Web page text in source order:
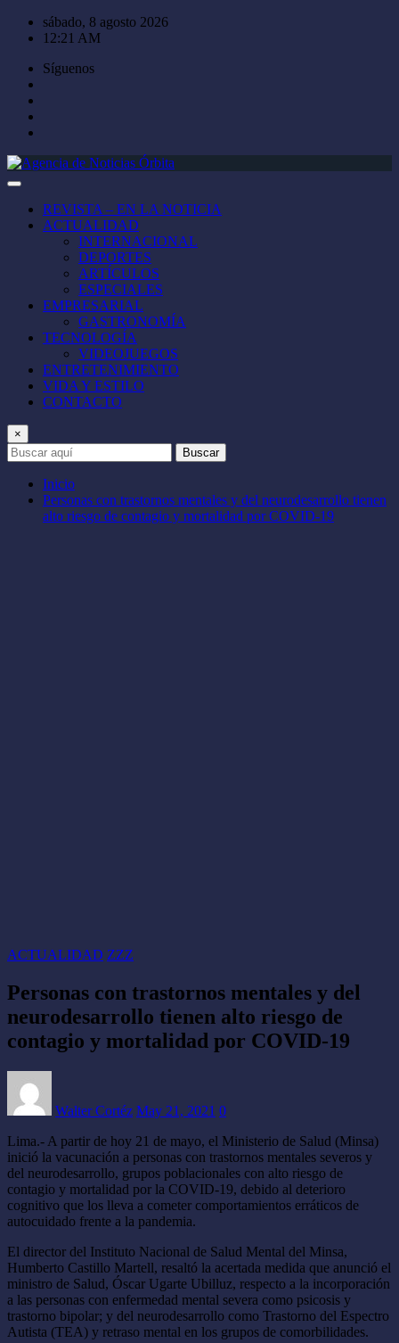
Saltar
sábado, 8 agosto 2026
12:21 AM
Síguenos
REVISTA – EN LA NOTICIA
ACTUALIDAD
INTERNACIONAL
DEPORTES
ARTÍCULOS
ESPECIALES
EMPRESARIAL
GASTRONOMÍA
TECNOLOGÍA
VIDEOJUEGOS
ENTRETENIMIENTO
VIDA Y ESTILO
CONTACTO
×
Buscar
Inicio
Personas con trastornos mentales y del neurodesarrollo tienen
alto riesgo de contagio y mortalidad por COVID-19
ACTUALIDAD ZZZ
Personas con trastornos mentales y del
neurodesarrollo tienen alto riesgo de
contagio y mortalidad por COVID-19
Walter Cortéz May 21, 2021 0
Lima.- A partir de hoy 21 de mayo, el Ministerio de Salud (Minsa)
inició la vacunación a personas con trastornos mentales severos y
del neurodesarrollo, grupos poblacionales con alto riesgo de
contagio y mortalidad por la COVID-19, debido al deterioro
cognitivo que los lleva a cometer comportamientos erráticos de
autocuidado frente a la pandemia.
El director del Instituto Nacional de Salud Mental del Minsa,
Humberto Castillo Martell, resaltó la acertada medida que anunció el
ministro de Salud, Óscar Ugarte Ubilluz, respecto a la incorporación
a las personas con enfermedad mental severa como psicosis y
trastorno bipolar; y del neurodesarrollo como Trastorno del Espectro
Autista (TEA) y retraso mental en los grupos de comorbilidades.